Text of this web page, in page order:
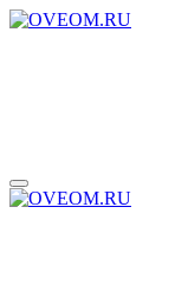
Перейти